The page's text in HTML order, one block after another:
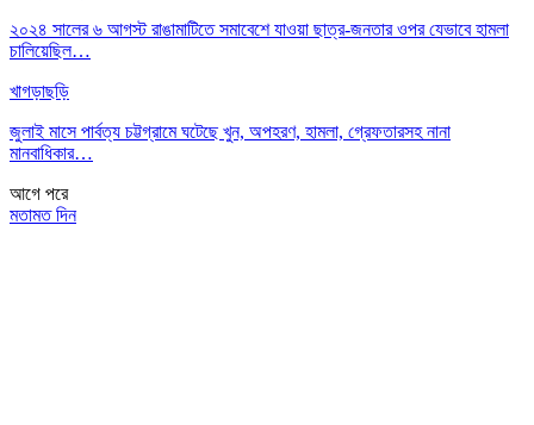
২০২৪ সালের ৬ আগস্ট রাঙামাটিতে সমাবেশে যাওয়া ছাত্র-জনতার ওপর যেভাবে হামলা
চালিয়েছিল…
খাগড়াছড়ি
জুলাই মাসে পার্বত্য চট্টগ্রামে ঘটেছে খুন, অপহরণ, হামলা, গ্রেফতারসহ নানা
মানবাধিকার…
আগে পরে
মতামত দিন